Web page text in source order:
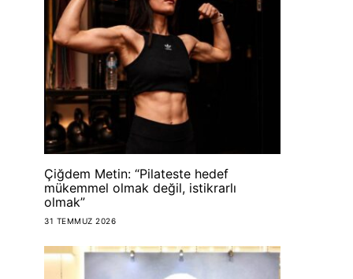
Teras’ta açık hava
Bazaart
Kibele
Çiğdem Metin: “Pilateste hedef
mükemmel olmak değil, istikrarlı
olmak”
31 TEMMUZ 2026